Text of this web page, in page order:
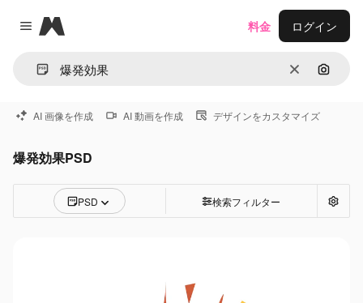
Close menu
Magnific
消去 画像で
料金 ログイン
AI 画像を作成 AI 動画を作成 デザインをカスタマイズ
爆発効果PSD
PSD 検索フィルター